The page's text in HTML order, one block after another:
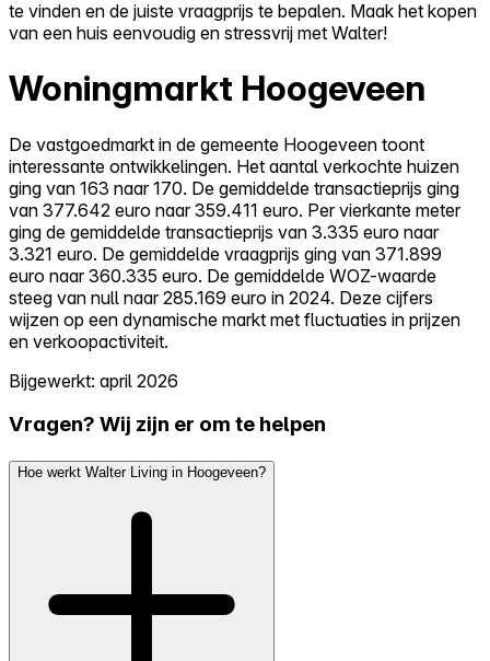
te vinden en de juiste vraagprijs te bepalen. Maak het kopen
van een huis eenvoudig en stressvrij met Walter!
Woningmarkt Hoogeveen
De vastgoedmarkt in de gemeente Hoogeveen toont
interessante ontwikkelingen. Het aantal verkochte huizen
ging van 163 naar 170. De gemiddelde transactieprijs ging
van 377.642 euro naar 359.411 euro. Per vierkante meter
ging de gemiddelde transactieprijs van 3.335 euro naar
3.321 euro. De gemiddelde vraagprijs ging van 371.899
euro naar 360.335 euro. De gemiddelde WOZ-waarde
steeg van null naar 285.169 euro in 2024. Deze cijfers
wijzen op een dynamische markt met fluctuaties in prijzen
en verkoopactiviteit.
Bijgewerkt: april 2026
Vragen? Wij zijn er om te helpen
Hoe werkt Walter Living in Hoogeveen?